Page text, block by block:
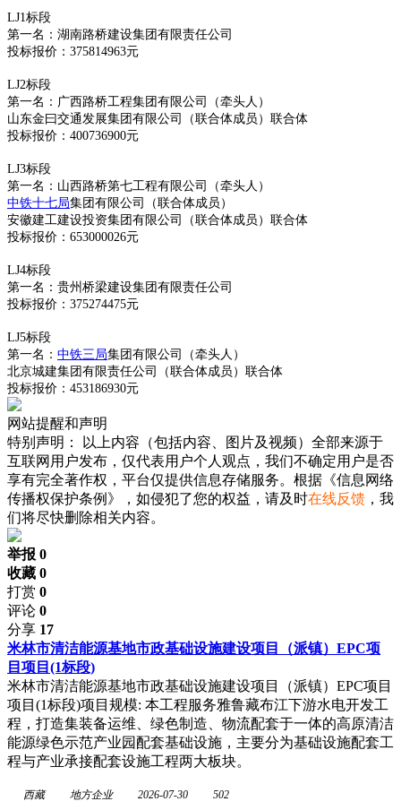
LJ1标段
第一名：湖南路桥建设集团有限责任公司
投标报价：375814963元
LJ2标段
第一名：广西路桥工程集团有限公司（牵头人）
山东金曰交通发展集团有限公司（联合体成员）联合体
投标报价：400736900元
LJ3标段
第一名：山西路桥第七工程有限公司（牵头人）
中铁十七局集团有限公司（联合体成员）
安徽建工建设投资集团有限公司（联合体成员）联合体
投标报价：653000026元
LJ4标段
第一名：贵州桥梁建设集团有限责任公司
投标报价：375274475元
LJ5标段
第一名： 中铁三局集团有限公司（牵头人）
北京城建集团有限责任公司（联合体成员）联合体
投标报价：453186930元
网站提醒和声明
特别声明：
以上内容（包括内容、图片及视频）全部来源于
互联网用户发布，仅代表用户个人观点，我们不确定用户是否
享有完全著作权，平台仅提供信息存储服务。根据《信息网络
传播权保护条例》，如侵犯了您的权益，请及时在线反馈 ，我
们将尽快删除相关内容。
举报 0
收藏 0
打赏 0
评论 0
分享 17
米林市清洁能源基地市政基础设施建设项目（派镇）EPC项
目项目(1标段)
米林市清洁能源基地市政基础设施建设项目（派镇）EPC项目
项目(1标段)项目规模: 本工程服务雅鲁藏布江下游水电开发工
程，打造集装备运维、绿色制造、物流配套于一体的高原清洁
能源绿色示范产业园配套基础设施，主要分为基础设施配套工
程与产业承接配套设施工程两大板块。
西藏 地方企业 2026-07-30 502